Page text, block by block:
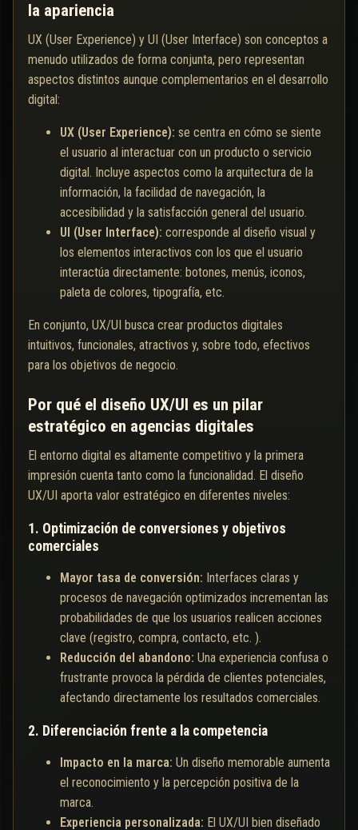
la apariencia
UX (User Experience) y UI (User Interface) son conceptos a
menudo utilizados de forma conjunta, pero representan
aspectos distintos aunque complementarios en el desarrollo
digital:
UX (User Experience): se centra en cómo se siente
el usuario al interactuar con un producto o servicio
digital. Incluye aspectos como la arquitectura de la
información, la facilidad de navegación, la
accesibilidad y la satisfacción general del usuario.
UI (User Interface): corresponde al diseño visual y
los elementos interactivos con los que el usuario
interactúa directamente: botones, menús, iconos,
paleta de colores, tipografía, etc.
En conjunto, UX/UI busca crear productos digitales
intuitivos, funcionales, atractivos y, sobre todo, efectivos
para los objetivos de negocio.
Por qué el diseño UX/UI es un pilar
estratégico en agencias digitales
El entorno digital es altamente competitivo y la primera
impresión cuenta tanto como la funcionalidad. El diseño
UX/UI aporta valor estratégico en diferentes niveles:
1. Optimización de conversiones y objetivos
comerciales
Mayor tasa de conversión: Interfaces claras y
procesos de navegación optimizados incrementan las
probabilidades de que los usuarios realicen acciones
clave (registro, compra, contacto, etc. ).
Reducción del abandono: Una experiencia confusa o
frustrante provoca la pérdida de clientes potenciales,
afectando directamente los resultados comerciales.
2. Diferenciación frente a la competencia
Impacto en la marca: Un diseño memorable aumenta
el reconocimiento y la percepción positiva de la
marca.
Experiencia personalizada: El UX/UI bien diseñado